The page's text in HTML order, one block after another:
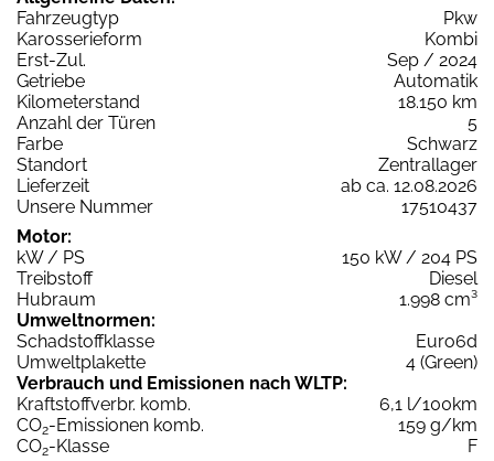
Fahrzeugtyp
Pkw
Karosserieform
Kombi
Erst-Zul.
Sep / 2024
Getriebe
Automatik
Kilometerstand
18.150 km
Anzahl der Türen
5
Farbe
Schwarz
Standort
Zentrallager
Lieferzeit
ab ca. 12.08.2026
Unsere Nummer
17510437
Motor:
kW / PS
150 kW / 204 PS
Treibstoff
Diesel
Hubraum
1.998 cm³
Umweltnormen:
Schadstoffklasse
Euro6d
Umweltplakette
4 (Green)
Verbrauch und Emissionen nach WLTP:
Kraftstoffverbr. komb.
6,1 l/100km
CO2-Emissionen komb.
159 g/km
CO2-Klasse
F